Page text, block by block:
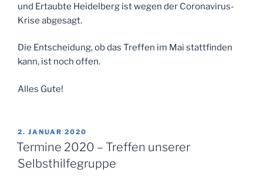
und Ertaubte Heidelberg ist wegen der Coronavirus-
Krise abgesagt.
Die Entscheidung, ob das Treffen im Mai stattfinden
kann, ist noch offen.
Alles Gute!
VERÖFFENTLICHT
AM
2. JANUAR 2020
Termine 2020 – Treffen unserer
Selbsthilfegruppe